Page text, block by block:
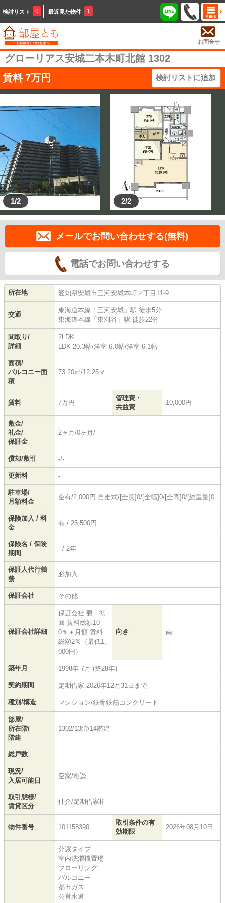
検討リスト 0 最近見た物件 1
お問合せ
グローリアス安城二本木町北館 1302
賃料 7万円 検討リストに追加
1/2 2/2
メールでお問い合わせする(無料)
電話でお問い合わせする
所在地 愛知県安城市三河安城本町 ２丁目11-9
交通
東海道本線 「 三河安城 」駅 徒歩5分
東海道本線 「 東刈谷 」駅 徒歩22分
間取り/
詳細
2LDK
LDK 20.3帖/洋室 6.0帖/洋室 6.1帖
面積/
バルコニー面
積
73.20㎡/12.25㎡
賃料 7万円
管理費・
共益費
10,000円
敷金/
礼金/
保証金
2ヶ月/0ヶ月/-
償却/敷引 -/-
更新料 -
駐車場/
月額料金
空有/2,000円 自走式/[全長]0/[全幅]0/[全高]0/[総重量]0
保険加入 / 料
金
有 / 25,500円
保険名 / 保険
期間
- / 2年
保証人代行義
務
必加入
保証会社 その他
保証会社詳細
保証会社 要：初
回 賃料総額10
0％＋月額 賃料
総額2％（最低1,
000円）
向き 南
築年月 1998年 7月 (築28年)
契約期間 定期借家 2026年12月31日まで
種別/構造 マンション/鉄骨鉄筋コンクリート
部屋/
所在階/
階建
1302/13階/14階建
総戸数 -
現況/
入居可能日
空家/相談
取引態様/
賃貸区分
仲介/定期借家権
物件番号 101158390
取引条件の有
効期限
2026年08月10日
分譲タイプ
室内洗濯機置場
フローリング
バルコニー
都市ガス
公営水道